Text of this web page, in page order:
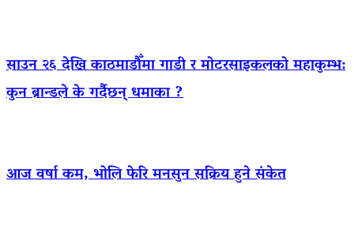
साउन २६ देखि काठमाडौँमा गाडी र मोटरसाइकलको महाकुम्भ:
कुन ब्रान्डले के गर्दैछन् धमाका ?
आज वर्षा कम, भोलि फेरि मनसुन सक्रिय हुने संकेत